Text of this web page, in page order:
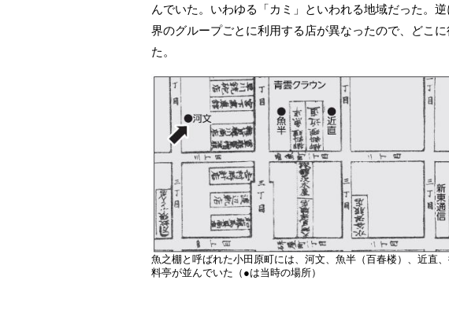
んでいた。いわゆる「カミ」といわれる地域だった。
界のグループごとに利用する店が異なったので、どこ
た。
魚之棚と呼ばれた小田原町には、河文、魚半（百春楼）、近直
料亭が並んでいた（●は当時の場所）